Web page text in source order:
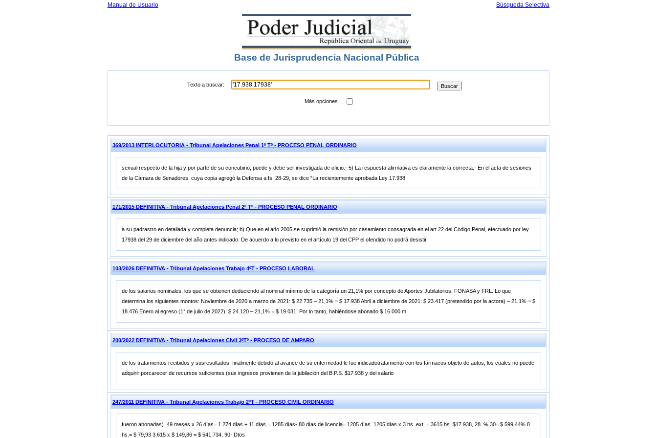
Manual de Usuario Búsqueda Selectiva
Base de Jurisprudencia Nacional Pública
Texto a buscar:
Más opciones
369/2013 INTERLOCUTORIA - Tribunal Apelaciones Penal 1º Tº - PROCESO PENAL ORDINARIO
sexual respecto de la hija y por parte de su concubino, puede y debe ser investigada de oficio.- 5) La respuesta afirmativa es claramente la correcta.- En el acta de sesiones
de la Cámara de Senadores, cuya copia agregó la Defensa a fs. 28-29, se dice “La recientemente aprobada Ley 17.938
171/2015 DEFINITIVA - Tribunal Apelaciones Penal 2º Tº - PROCESO PENAL ORDINARIO
a su padrastro en detallada y completa denuncia; b) Que en el año 2005 se suprimió la remisión por casamiento consagrada en el art 22 del Código Penal, efectuado por ley
17938 del 29 de diciembre del año antes indicado. De acuerdo a lo previsto en el artículo 19 del CPP el ofendido no podrá desistir
103/2026 DEFINITIVA - Tribunal Apelaciones Trabajo 4ºT - PROCESO LABORAL
de los salarios nominales, los que se obtienen deduciendo al nominal mínimo de la categoría un 21,1% por concepto de Aportes Jubilatorios, FONASA y FRL. Lo que
determina los siguientes montos: Noviembre de 2020 a marzo de 2021: $ 22.735 – 21,1% = $ 17.938 Abril a diciembre de 2021: $ 23.417 (pretendido por la actora) – 21,1% = $
18.476 Enero al egreso (1° de julio de 2022): $ 24.120 – 21,1% = $ 19.031. Por lo tanto, habiéndose abonado $ 16.000 m
200/2022 DEFINITIVA - Tribunal Apelaciones Civil 3ºTº - PROCESO DE AMPARO
de los tratamientos recibidos y susresultados, finalmente debido al avance de su enfermedad le fue indicadotratamiento con los fármacos objeto de autos, los cuales no puede
adquirir porcarecer de recursos suficientes (sus ingresos provienen de la jubilación del B.P.S. $17.938 y del salario
247/2011 DEFINITIVA - Tribunal Apelaciones Trabajo 2ºT - PROCESO CIVIL ORDINARIO
fueron abonadas). 49 meses x 26 días= 1.274 días + 11 días = 1285 días- 80 días de licencia= 1205 días. 1205 días x 3 hs. ext. = 3615 hs. $17.938, 28. % 30= $ 599,44% 8
hs.= $ 79,93 3.615 x $ 149,86 = $ 541.734, 90- Dtos